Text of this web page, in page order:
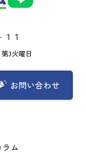
１
3火曜日
お問い合わせ
ム